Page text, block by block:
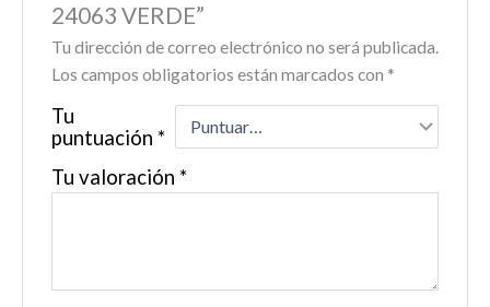
24063 VERDE”
Tu dirección de correo electrónico no será publicada.
Los campos obligatorios están marcados con *
Tu
puntuación *
Tu valoración *